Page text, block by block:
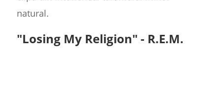
natural.
"Losing My Religion" - R.E.M.